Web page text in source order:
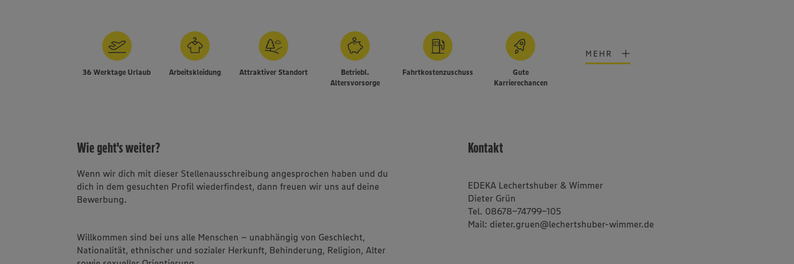
36 Werktage Urlaub Arbeitskleidung Attraktiver Standort
Betriebl.
Altersvorsorge
Fahrtkostenzuschuss
Gute
Karrierechancen
MEHR
Wie geht's weiter?
Wenn wir dich mit dieser Stellenausschreibung angesprochen haben und du
dich in dem gesuchten Profil wiederfindest, dann freuen wir uns auf deine
Bewerbung.
Willkommen sind bei uns alle Menschen – unabhängig von Geschlecht,
Nationalität, ethnischer und sozialer Herkunft, Behinderung, Religion, Alter
Kontakt
EDEKA Lechertshuber & Wimmer
Dieter Grün
Tel. 08678-74799-105
Mail: dieter.gruen@lechertshuber-wimmer.de